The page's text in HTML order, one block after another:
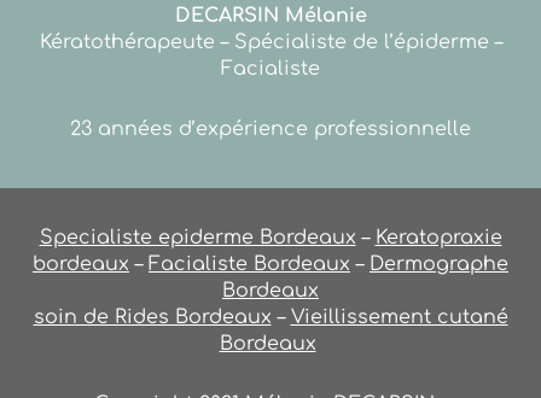
DECARSIN Mélanie
Kératothérapeute – Spécialiste de l’épiderme –
Facialiste
23 années d’expérience professionnelle
Specialiste epiderme Bordeaux – Keratopraxie
bordeaux – Facialiste Bordeaux – Dermographe
Bordeaux
soin de Rides Bordeaux – Vieillissement cutané
Bordeaux